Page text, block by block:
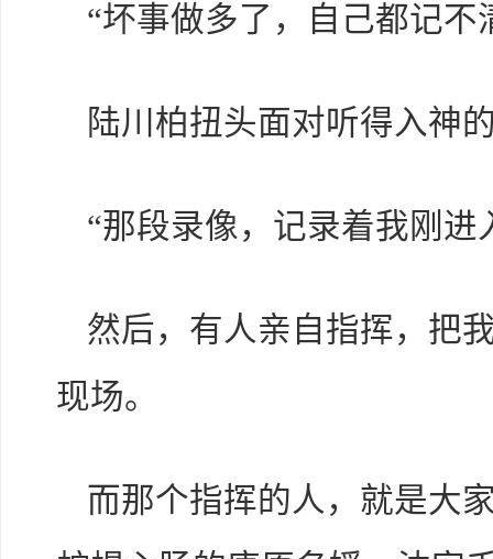
“坏事做多了，自己都记
陆川柏扭头面对听得入神
“那段录像，记录着我刚
然后，有人亲自指挥，把
现场。
而那个指挥的人，就是大